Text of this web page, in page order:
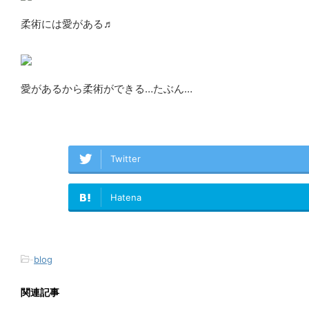
柔術には愛がある♬
愛があるから柔術ができる…たぶん…
Twitter
Hatena
-blog
関連記事